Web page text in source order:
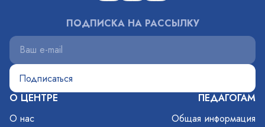
О ЦЕНТРЕ
О нас
ПЕДАГОГАМ
Общая информация
ПОДПИСКА НА РАССЫЛКУ